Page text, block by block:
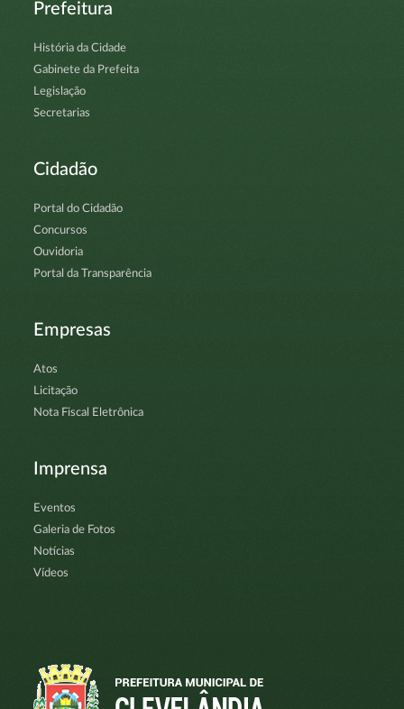
Prefeitura
História da Cidade
Gabinete da Prefeita
Legislação
Secretarias
Cidadão
Portal do Cidadão
Concursos
Ouvidoria
Portal da Transparência
Empresas
Atos
Licitação
Nota Fiscal Eletrônica
Imprensa
Eventos
Galeria de Fotos
Notícias
Vídeos